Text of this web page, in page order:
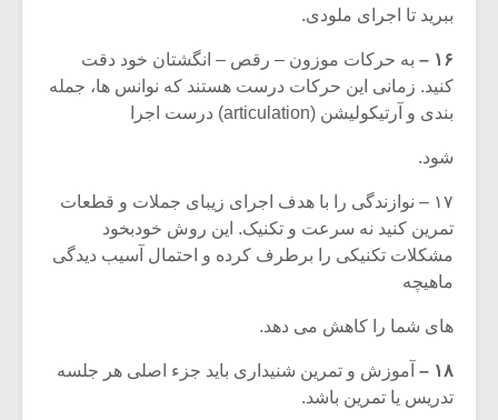
ببرید تا اجرای ملودی.
۱۶ –
به حرکات موزون – رقص – انگشتان خود دقت
کنید. زمانی این حرکات درست هستند که نوانس ها، جمله
بندی و آرتیکولیشن (articulation) درست اجرا
شود.
۱۷ – نوازندگی را با هدف اجرای زیبای جملات و قطعات
تمرین کنید نه سرعت و تکنیک. این روش خودبخود
مشکلات تکنیکی را برطرف کرده و احتمال آسیب دیدگی
ماهیچه
های شما را کاهش می دهد.
۱۸ –
آموزش و تمرین شنیداری باید جزء اصلی هر جلسه
تدریس یا تمرین باشد.